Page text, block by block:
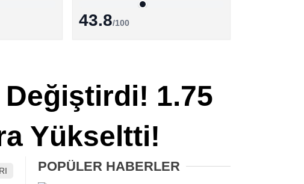
Altcoin Haberleri
XRP Haberleri
43.8/100
1.75
Yükseltti!
POPÜLER HABERLER